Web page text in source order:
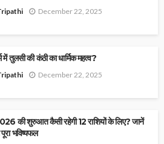
December 22, 2025
में तुलसी की कंठी का धार्मिक महत्व?
December 22, 2025
की शुरुआत कैसी रहेगी 12 राशियों के लिए? जानें
भविष्यफल